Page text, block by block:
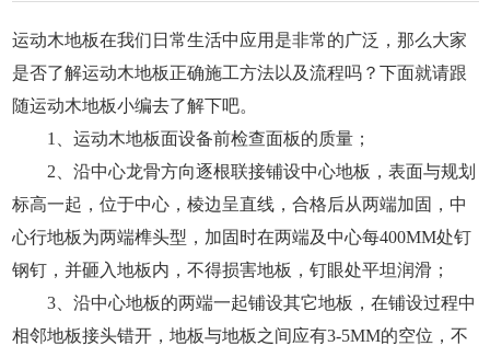
运动木地板在我们日常生活中应用是非常的广泛，那么大家
是否了解运动木地板正确施工方法以及流程吗？下面就请跟
随运动木地板小编去了解下吧。
1、运动木地板面设备前检查面板的质量；
2、沿中心龙骨方向逐根联接铺设中心地板，表面与规划
标高一起，位于中心，棱边呈直线，合格后从两端加固，中
心行地板为两端榫头型，加固时在两端及中心每400MM处钉
钢钉，并砸入地板内，不得损害地板，钉眼处平坦润滑；
3、沿中心地板的两端一起铺设其它地板，在铺设过程中
相邻地板接头错开，地板与地板之间应有3-5MM的空位，不